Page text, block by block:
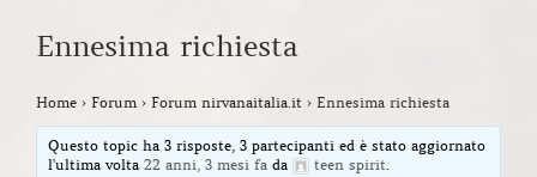
Ennesima richiesta
Home › Forum › Forum nirvanaitalia.it › Ennesima richiesta
Questo topic ha 3 risposte, 3 partecipanti ed è stato aggiornato
l'ultima volta22 anni, 3 mesi fa da teen spirit.